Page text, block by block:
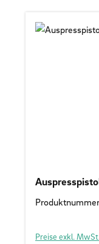
Preise exkl.